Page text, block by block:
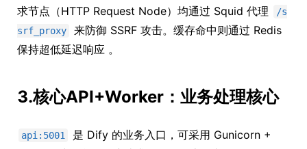
求节点（HTTP Request Node）均通过 Squid 代理
/s
srf_proxy
来防御 SSRF 攻击。缓存命中则通过 Redis
保持超低延迟响应 。
3.核心API+Worker：业务处理核心
api:5001
是 Dify 的业务入口，可采用 Gunicorn +